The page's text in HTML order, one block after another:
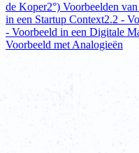
de Koper2°) Voorbeelden
in een Startup Context2.2 -
- Voorbeeld in een Digitale
Voorbeeld met Analogieën